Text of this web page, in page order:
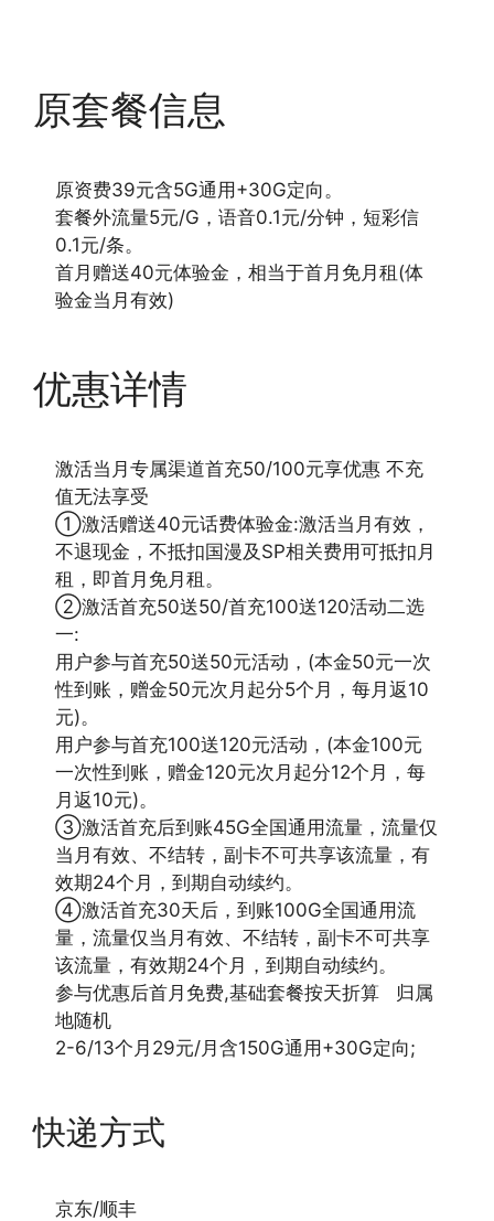
原套餐信息
原资费39元含5G通用+30G定向。
套餐外流量5元/G，语音0.1元/分钟，短彩信
0.1元/条。
首月赠送40元体验金，相当于首月免月租(体
验金当月有效)
优惠详情
激活当月专属渠道首充50/100元享优惠 不充
值无法享受
①激活赠送40元话费体验金:激活当月有效，
不退现金，不抵扣国漫及SP相关费用可抵扣月
租，即首月免月租。
②激活首充50送50/首充100送120活动二选
一:
用户参与首充50送50元活动，(本金50元一次
性到账，赠金50元次月起分5个月，每月返10
元)。
用户参与首充100送120元活动，(本金100元
一次性到账，赠金120元次月起分12个月，每
月返10元)。
③激活首充后到账45G全国通用流量，流量仅
当月有效、不结转，副卡不可共享该流量，有
效期24个月，到期自动续约。
④激活首充30天后，到账100G全国通用流
量，流量仅当月有效、不结转，副卡不可共享
该流量，有效期24个月，到期自动续约。
参与优惠后首月免费,基础套餐按天折算 归属
地随机
2-6/13个月29元/月含150G通用+30G定向;
快递方式
京东/顺丰